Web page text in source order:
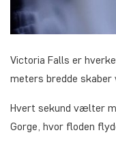
Victoria Falls er
meters bredde skaber
Hvert sekund vælter
Gorge, hvor floden